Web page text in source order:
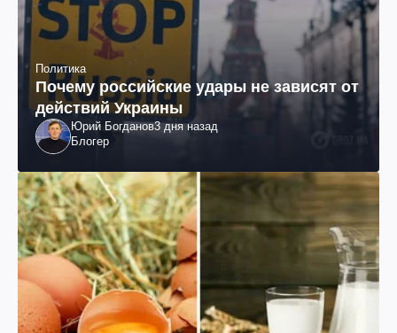
Политика
Почему российские удары не зависят от
действий Украины
Юрий Богданов3 дня назад
Блогер